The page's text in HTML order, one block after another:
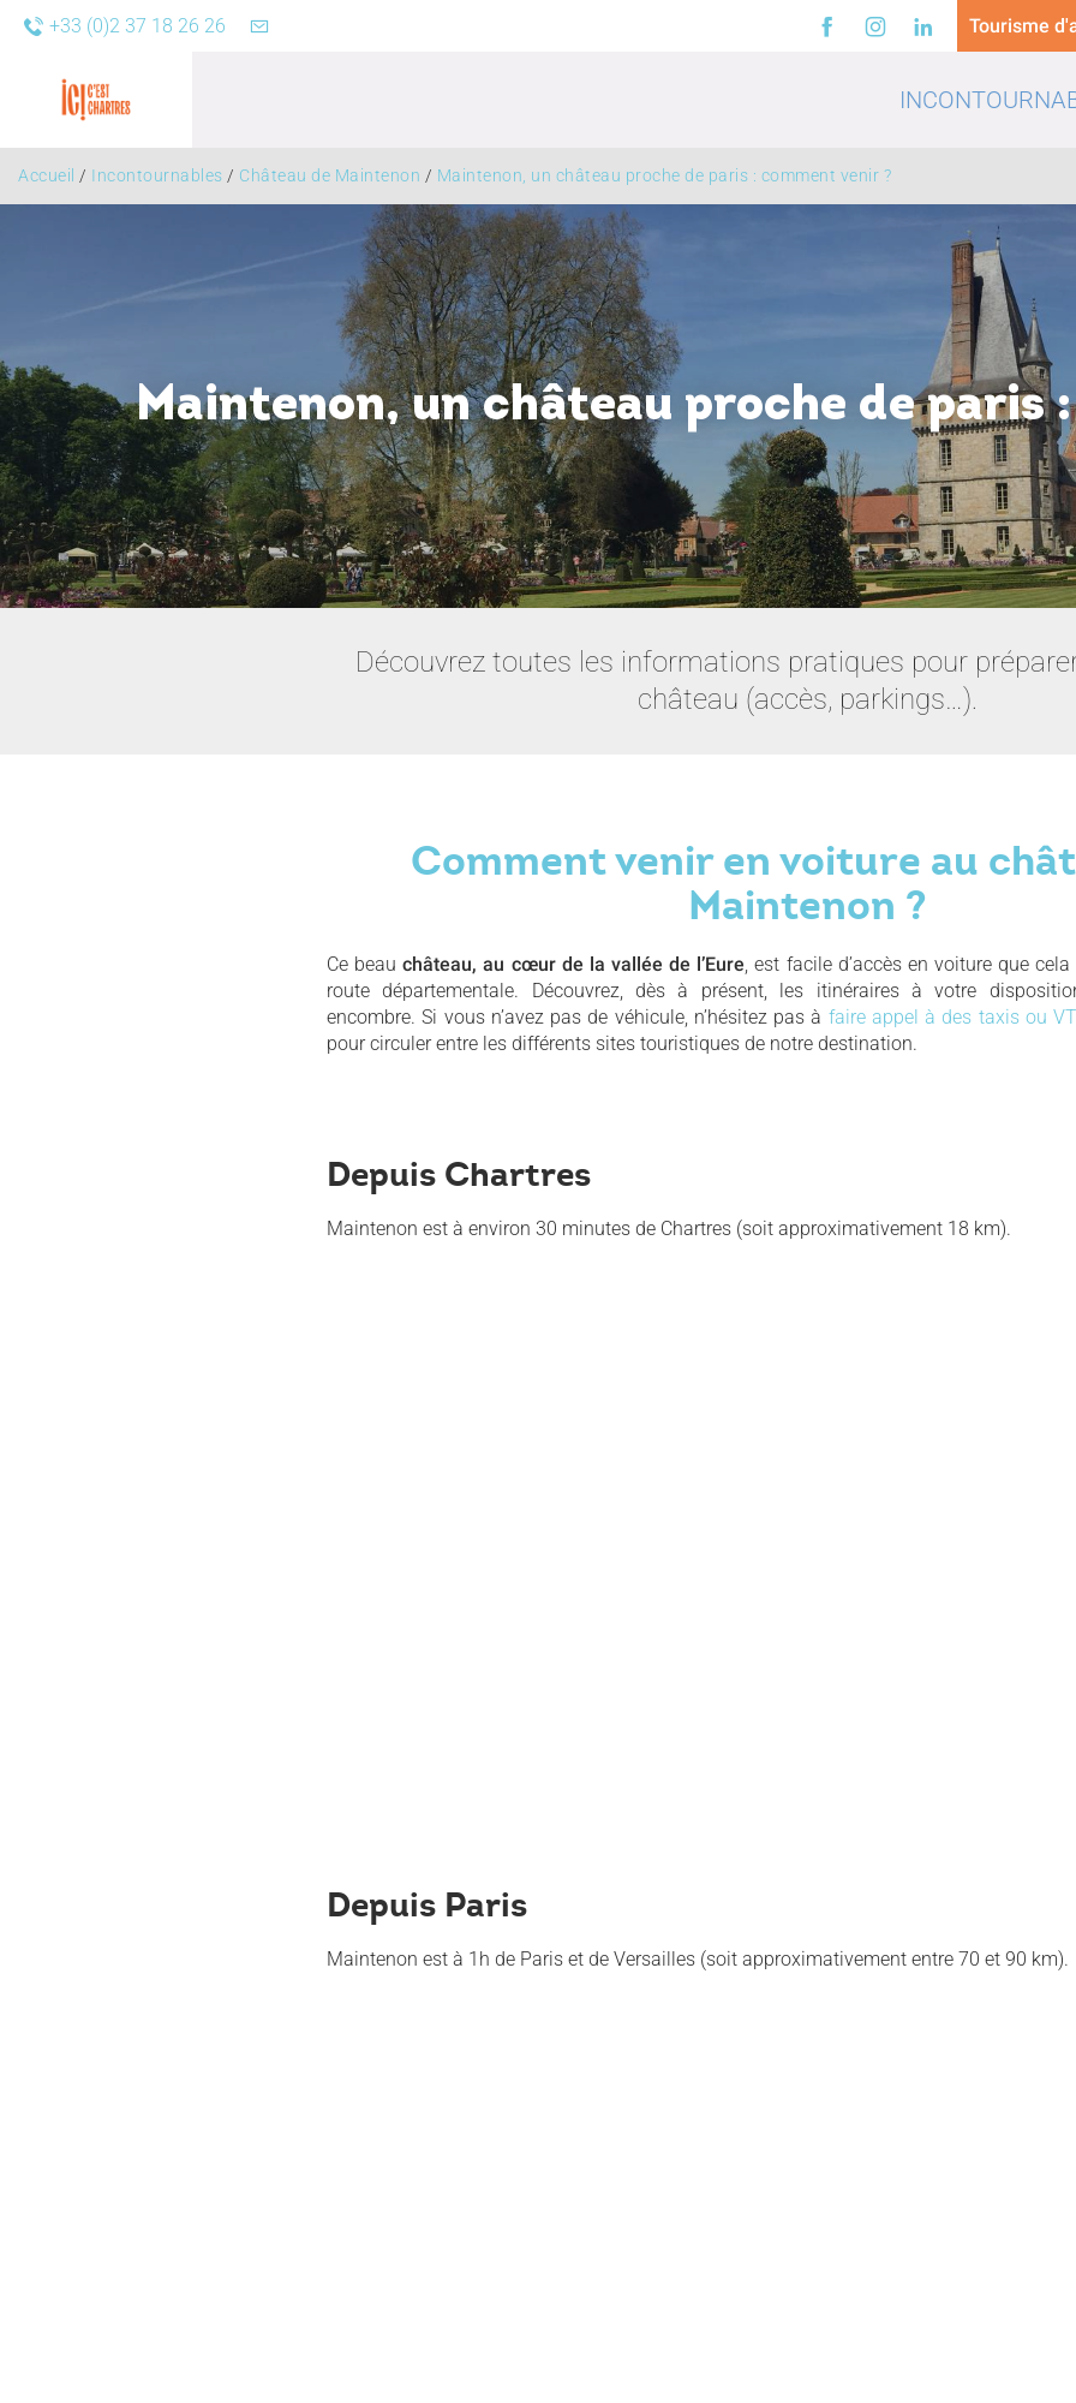
Tourisme
+33 (0)2 37 18 26 26
Agenda
Accueil / Incontournables / Château de Maintenon / Maintenon, un château proche de paris : comment venir ?
Maintenon, un château proche de paris
Découvrez toutes les informations pratiques pour
château (accès, parkings…).
Comment venir en voiture au
Maintenon ?
Ce beauchâteau, au cœur de la vallée de l’Eure, est facile d’accès en voiture que
route départementale. Découvrez, dès à présent, les itinéraires à votre
encombre. Si vous n’avez pas de véhicule, n’hésitez pas à faire appel à des taxis ou
pour circuler entre les différents sites touristiques de notre destination.
Depuis Chartres
Maintenon est à environ 30 minutes de Chartres (soit approximativement 18 km).
Depuis Paris
Maintenon est à 1h de Paris et de Versailles (soit approximativement entre 70 et 90 km).